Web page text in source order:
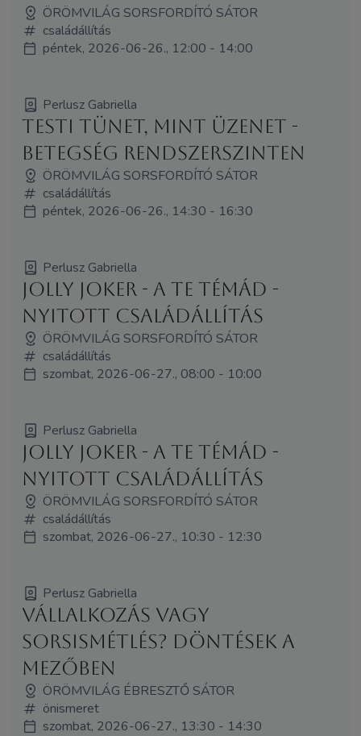
ÖRÖMVILÁG SORSFORDÍTÓ SÁTOR
családállítás
péntek, 2026-06-26., 12:00 - 14:00
Perlusz Gabriella
Testi tünet, mint üzenet -
Betegség rendszerszinten
ÖRÖMVILÁG SORSFORDÍTÓ SÁTOR
családállítás
péntek, 2026-06-26., 14:30 - 16:30
Perlusz Gabriella
Jolly Joker - A Te témád -
Nyitott családállítás
ÖRÖMVILÁG SORSFORDÍTÓ SÁTOR
családállítás
szombat, 2026-06-27., 08:00 - 10:00
Perlusz Gabriella
Jolly Joker - A Te témád -
Nyitott családállítás
ÖRÖMVILÁG SORSFORDÍTÓ SÁTOR
családállítás
szombat, 2026-06-27., 10:30 - 12:30
Perlusz Gabriella
Vállalkozás vagy
sorsismétlés? Döntések a
mezőben
ÖRÖMVILÁG ÉBRESZTŐ SÁTOR
önismeret
szombat, 2026-06-27., 13:30 - 14:30